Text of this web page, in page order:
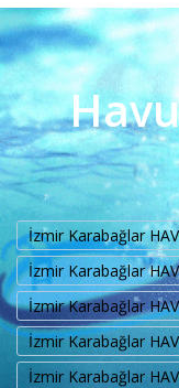
İzmir Karabağlar
İzmir Karabağlar
İzmir Karabağlar
İzmir Karabağlar
İzmir Karabağlar